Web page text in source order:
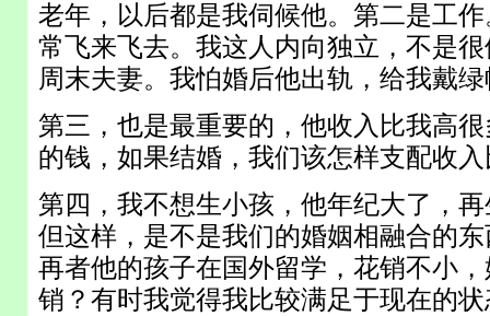
老年，以后都是我伺候他。第二是工
常飞来飞去。我这人内向独立，不是
周末夫妻。我怕婚后他出轨，给我戴
第三，也是最重要的，他收入比我高
的钱，如果结婚，我们该怎样支配收
第四，我不想生小孩，他年纪大了，
但这样，是不是我们的婚姻相融合的
再者他的孩子在国外留学，花销不小
销？有时我觉得我比较满足于现在的